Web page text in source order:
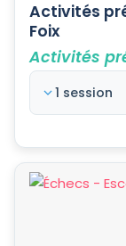
Activités
Foix
Activités
1 session